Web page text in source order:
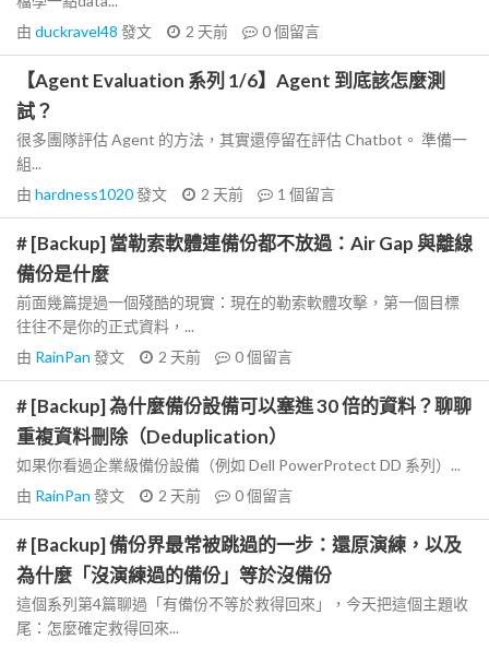
由 duckravel48 發文 2 天前 0個留言
【Agent Evaluation 系列 1/6】Agent 到底該怎麼測
試？
很多團隊評估 Agent 的方法，其實還停留在評估 Chatbot。 準備一
組...
由 hardness1020發文 2 天前 1 個留言
# [Backup] 當勒索軟體連備份都不放過：Air Gap 與離線
備份是什麼
前面幾篇提過一個殘酷的現實：現在的勒索軟體攻擊，第一個目標
往往不是你的正式資料，...
由 RainPan 發文 2 天前 0個留言
# [Backup] 為什麼備份設備可以塞進 30 倍的資料？聊聊
重複資料刪除（Deduplication）
如果你看過企業級備份設備（例如 Dell PowerProtect DD 系列）...
由 RainPan 發文 2 天前 0個留言
# [Backup] 備份界最常被跳過的一步：還原演練，以及
為什麼「沒演練過的備份」等於沒備份
這個系列第4篇聊過「有備份不等於救得回來」，今天把這個主題收
尾：怎麼確定救得回來...